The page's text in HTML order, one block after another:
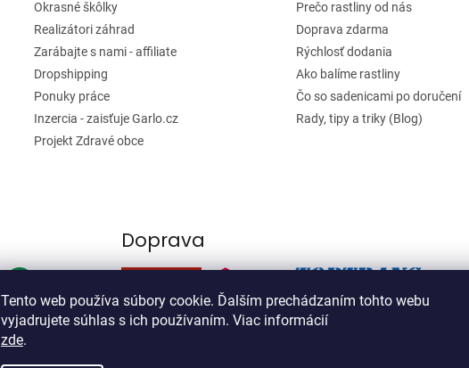
Tento web používa súbory cookie. Ďalším prechádzaním tohto webu
vyjadrujete súhlas s ich používaním. Viac informácií
zde.
Okrasné škôlky
Realizátori záhrad
Zarábajte s nami - affiliate
Dropshipping
Ponuky práce
Inzercia - zaisťuje Garlo.cz
Projekt Zdravé obce
Prečo rastliny od nás
Doprava zdarma
Rýchlosť dodania
Ako balíme rastliny
Čo so sadenicami po doručení
Rady, tipy a triky (Blog)
Doprava